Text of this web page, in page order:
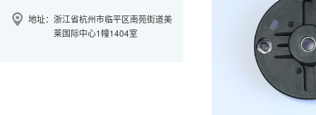
地址： 浙江省杭州市临平区南苑街道美
莱国际中心1幢1404室